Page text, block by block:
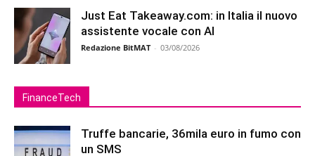
Just Eat Takeaway.com: in Italia il nuovo
assistente vocale con AI
Redazione BitMAT - 03/08/2026
FinanceTech
Truffe bancarie, 36mila euro in fumo con
un SMS